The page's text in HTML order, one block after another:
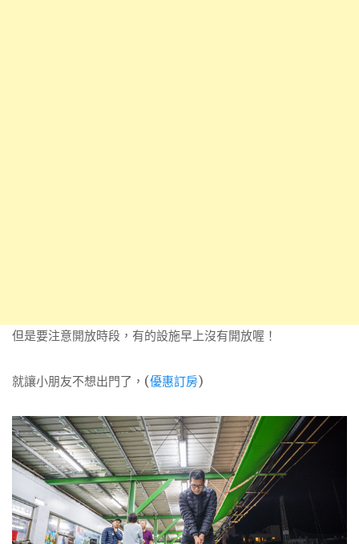
但是要注意開放時段，有的設施早上沒有開放喔！
就讓小朋友不想出門了，(優惠訂房)